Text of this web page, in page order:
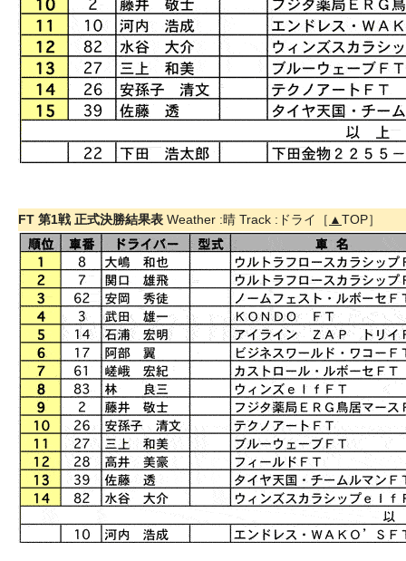
FT 第1戦 正式決勝結果表 Weather :晴 Track :ドライ［ ▲TOP］